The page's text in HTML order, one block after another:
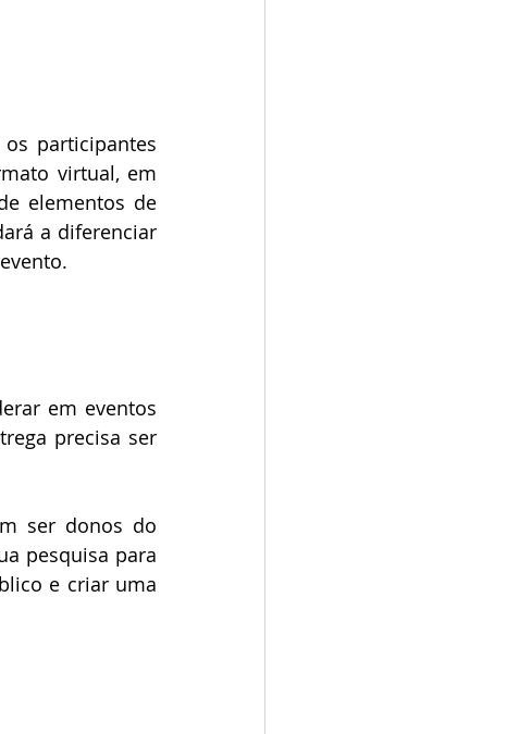
participantes
virtual, em
elementos de
a diferenciar
em eventos
precisa ser
ser donos do
pesquisa para
e criar uma